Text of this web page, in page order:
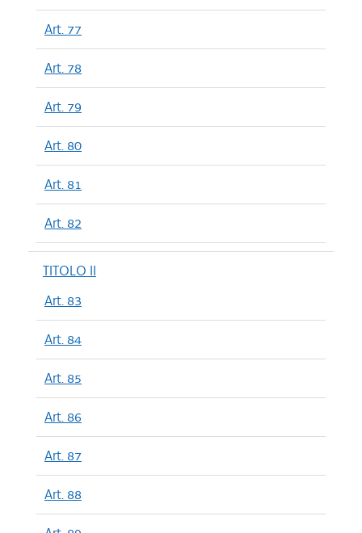
Art. 77
Art. 78
Art. 79
Art. 80
Art. 81
Art. 82
TITOLO II
Art. 83
Art. 84
Art. 85
Art. 86
Art. 87
Art. 88